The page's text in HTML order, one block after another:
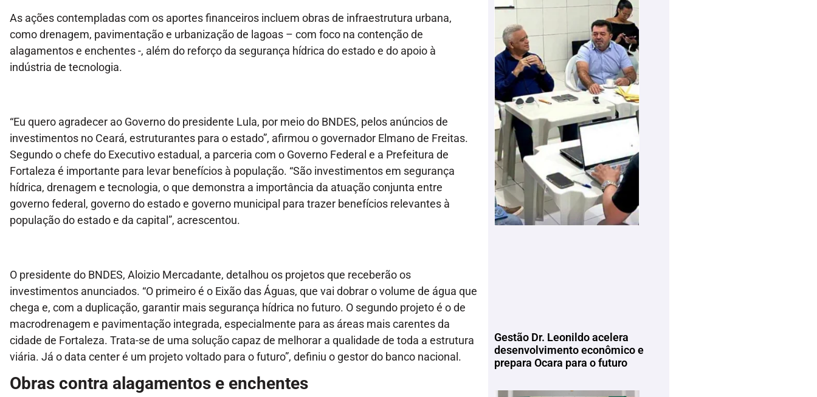
As ações contempladas com os aportes financeiros incluem obras de infraestrutura urbana,
como drenagem, pavimentação e urbanização de lagoas – com foco na contenção de
alagamentos e enchentes -, além do reforço da segurança hídrica do estado e do apoio à
indústria de tecnologia.
“Eu quero agradecer ao Governo do presidente Lula, por meio do BNDES, pelos anúncios de
investimentos no Ceará, estruturantes para o estado”, afirmou o governador Elmano de Freitas.
Segundo o chefe do Executivo estadual, a parceria com o Governo Federal e a Prefeitura de
Fortaleza é importante para levar benefícios à população. “São investimentos em segurança
hídrica, drenagem e tecnologia, o que demonstra a importância da atuação conjunta entre
governo federal, governo do estado e governo municipal para trazer benefícios relevantes à
população do estado e da capital”, acrescentou.
O presidente do BNDES, Aloizio Mercadante, detalhou os projetos que receberão os
investimentos anunciados. “O primeiro é o Eixão das Águas, que vai dobrar o volume de água que
chega e, com a duplicação, garantir mais segurança hídrica no futuro. O segundo projeto é o de
macrodrenagem e pavimentação integrada, especialmente para as áreas mais carentes da
cidade de Fortaleza. Trata-se de uma solução capaz de melhorar a qualidade de toda a estrutura
viária. Já o data center é um projeto voltado para o futuro”, definiu o gestor do banco nacional.
Obras contra alagamentos e enchentes
Gestão Dr. Leonildo acelera
desenvolvimento econômico e
prepara Ocara para o futuro